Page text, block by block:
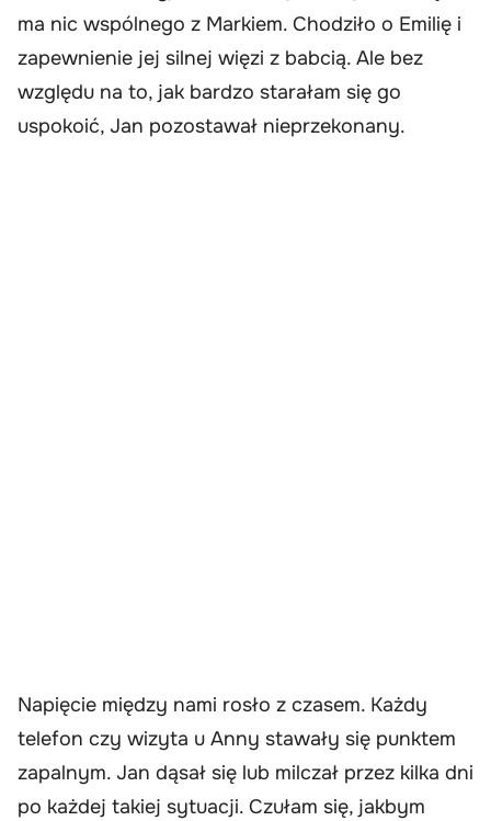
ma nic wspólnego z Markiem. Chodziło o Emilię i
zapewnienie jej silnej więzi z babcią. Ale bez
względu na to, jak bardzo starałam się go
uspokoić, Jan pozostawał nieprzekonany.
Napięcie między nami rosło z czasem. Każdy
telefon czy wizyta u Anny stawały się punktem
zapalnym. Jan dąsał się lub milczał przez kilka dni
po każdej takiej sytuacji. Czułam się, jakbym